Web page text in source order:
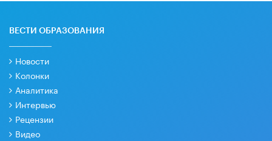
ВЕСТИ ОБРАЗОВАНИЯ
Новости
Колонки
Аналитика
Интервью
Рецензии
Видео